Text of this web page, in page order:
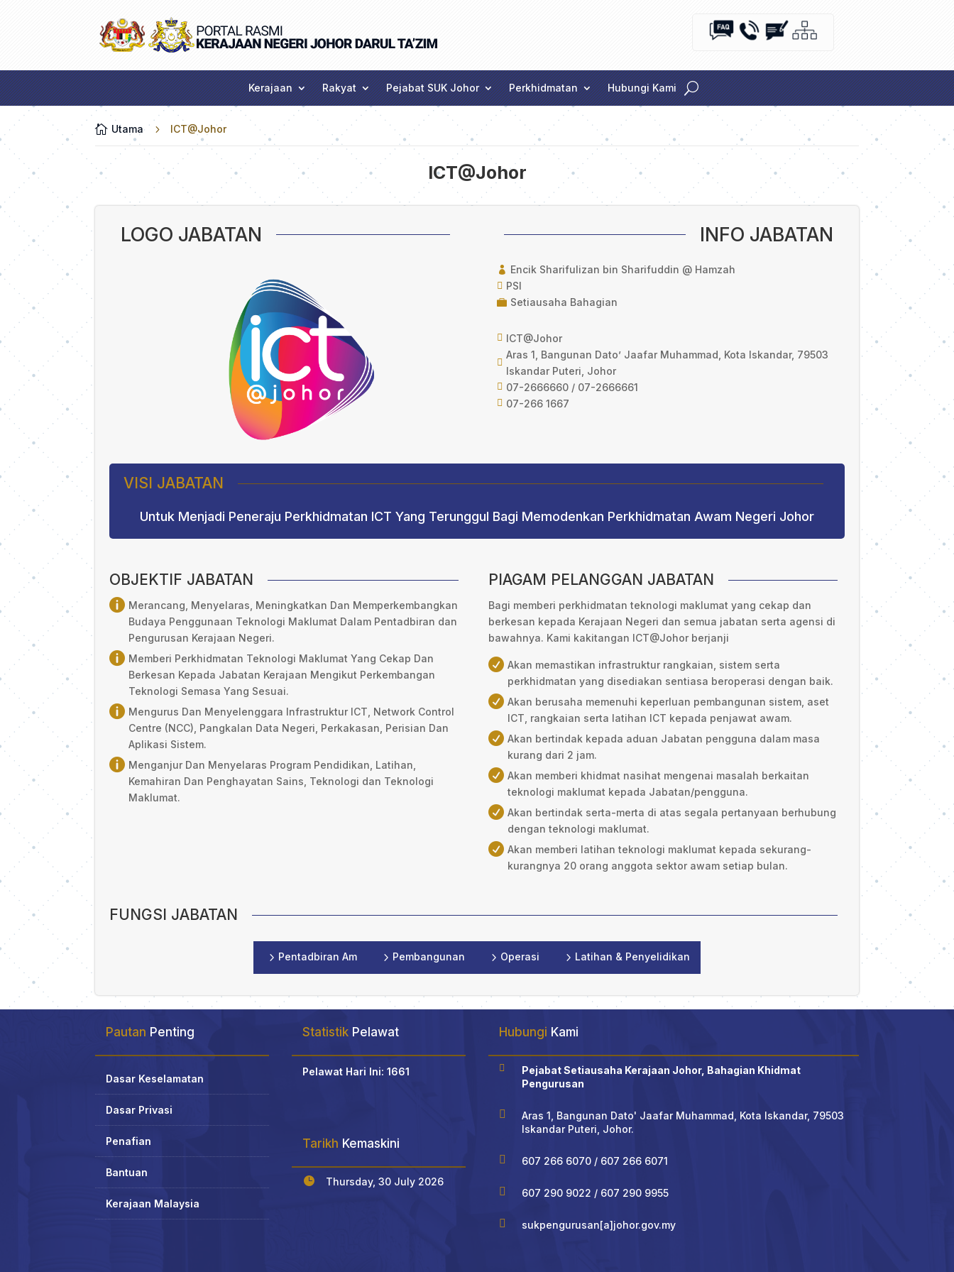
Kerajaan Rakyat Pejabat SUK Johor Perkhidmatan Hubungi Kami
 Utama 5 ICT@Johor
ICT@Johor
LOGO JABATAN INFO JABATAN
 Encik Sharifulizan bin Sharifuddin @ Hamzah
 PSI
 Setiausaha Bahagian
 ICT@Johor

Aras 1, Bangunan Dato’ Jaafar Muhammad, Kota Iskandar, 79503
Iskandar Puteri, Johor
 07-2666660 / 07-2666661
 07-266 1667
VISI JABATAN
Untuk Menjadi Peneraju Perkhidmatan ICT Yang Terunggul Bagi Memodenkan Perkhidmatan Awam Negeri Johor
OBJEKTIF JABATAN
 Merancang, Menyelaras, Meningkatkan Dan Memperkembangkan
Budaya Penggunaan Teknologi Maklumat Dalam Pentadbiran dan
Pengurusan Kerajaan Negeri.
 Memberi Perkhidmatan Teknologi Maklumat Yang Cekap Dan
Berkesan Kepada Jabatan Kerajaan Mengikut Perkembangan
Teknologi Semasa Yang Sesuai.
 Mengurus Dan Menyelenggara Infrastruktur ICT, Network Control
Centre (NCC), Pangkalan Data Negeri, Perkakasan, Perisian Dan
Aplikasi Sistem.
 Menganjur Dan Menyelaras Program Pendidikan, Latihan,
Kemahiran Dan Penghayatan Sains, Teknologi dan Teknologi
Maklumat.
PIAGAM PELANGGAN JABATAN
Bagi memberi perkhidmatan teknologi maklumat yang cekap dan
berkesan kepada Kerajaan Negeri dan semua jabatan serta agensi di
bawahnya. Kami kakitangan ICT@Johor berjanji
 Akan memastikan infrastruktur rangkaian, sistem serta
perkhidmatan yang disediakan sentiasa beroperasi dengan baik.
 Akan berusaha memenuhi keperluan pembangunan sistem, aset
ICT, rangkaian serta latihan ICT kepada penjawat awam.
 Akan bertindak kepada aduan Jabatan pengguna dalam masa
kurang dari 2 jam.
 Akan memberi khidmat nasihat mengenai masalah berkaitan
teknologi maklumat kepada Jabatan/pengguna.
 Akan bertindak serta-merta di atas segala pertanyaan berhubung
dengan teknologi maklumat.
 Akan memberi latihan teknologi maklumat kepada sekurang-
kurangnya 20 orang anggota sektor awam setiap bulan.
FUNGSI JABATAN
5 Pentadbiran Am 5 Pembangunan 5 Operasi 5 Latihan & Penyelidikan
Pautan Penting
Dasar Keselamatan
Dasar Privasi
Penafian
Bantuan
Kerajaan Malaysia
Statistik Pelawat
Pelawat Hari Ini: 1661
Tarikh Kemaskini
 Thursday, 30 July 2026
Hubungi Kami

Pejabat Setiausaha Kerajaan Johor, Bahagian Khidmat
Pengurusan

Aras 1, Bangunan Dato' Jaafar Muhammad, Kota Iskandar, 79503
Iskandar Puteri, Johor.
 607 266 6070 / 607 266 6071
 607 290 9022 / 607 290 9955
 sukpengurusan[a]johor.gov.my